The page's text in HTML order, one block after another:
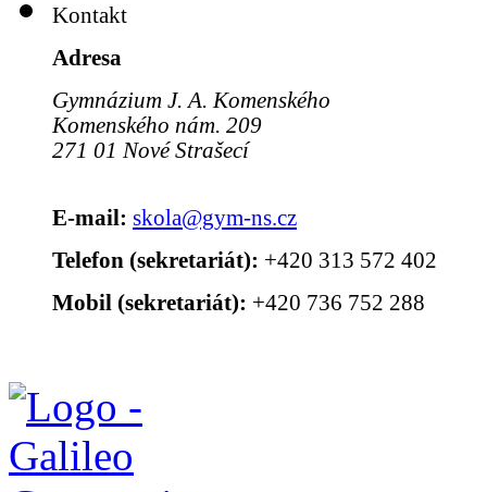
Kontakt
Adresa
Gymnázium J. A. Komenského
Komenského nám. 209
271 01 Nové Strašecí
E-mail: skola@gym-ns.cz
Telefon (sekretariát): +420 313 572 402
Mobil (sekretariát): +420 736 752 288